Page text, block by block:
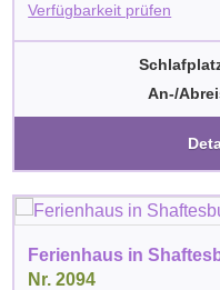
Verfügbarkeit prüfen
An-/
Ferienhaus in
Nr. 2094